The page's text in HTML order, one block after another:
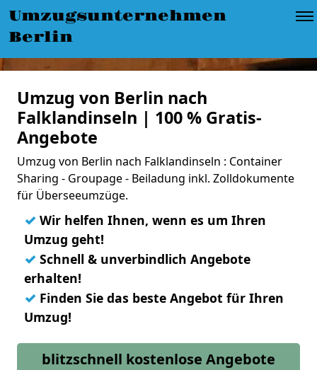
Umzugsunternehmen
Berlin
Umzug von Berlin nach
Falklandinseln | 100 % Gratis-
Angebote
Umzug von Berlin nach Falklandinseln : Container
Sharing - Groupage - Beiladung inkl. Zolldokumente
für Überseeumzüge.
✓ Wir helfen Ihnen, wenn es um Ihren
Umzug geht!
✓ Schnell & unverbindlich Angebote
erhalten!
✓ Finden Sie das beste Angebot für Ihren
Umzug!
blitzschnell kostenlose Angebote